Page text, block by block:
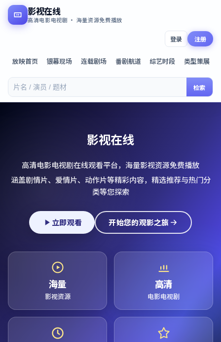
影视在线
高清电影电视剧 · 海量资源免费播放
放映首页 银幕现场 连载剧场 番剧航道 综艺时段 类型策展
检索
登录 注册
影视在线
高清电影电视剧在线观看平台，海量影视资源免费播放
涵盖剧情片、爱情片、动作片等精彩内容，精选推荐与热门分
类等您探索
立即观看 开始您的观影之旅
海量
影视资源
高清
电影电视剧